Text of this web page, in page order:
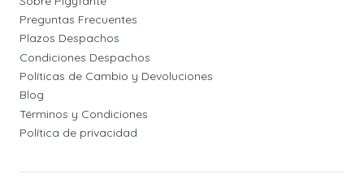
Preguntas Frecuentes
Plazos Despachos
Condiciones Despachos
Políticas de Cambio y Devoluciones
Blog
Términos y Condiciones
Política de privacidad